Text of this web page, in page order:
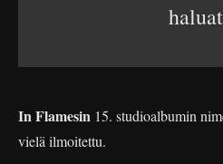
In Flamesin 15. studioalbumin
vielä ilmoitettu.